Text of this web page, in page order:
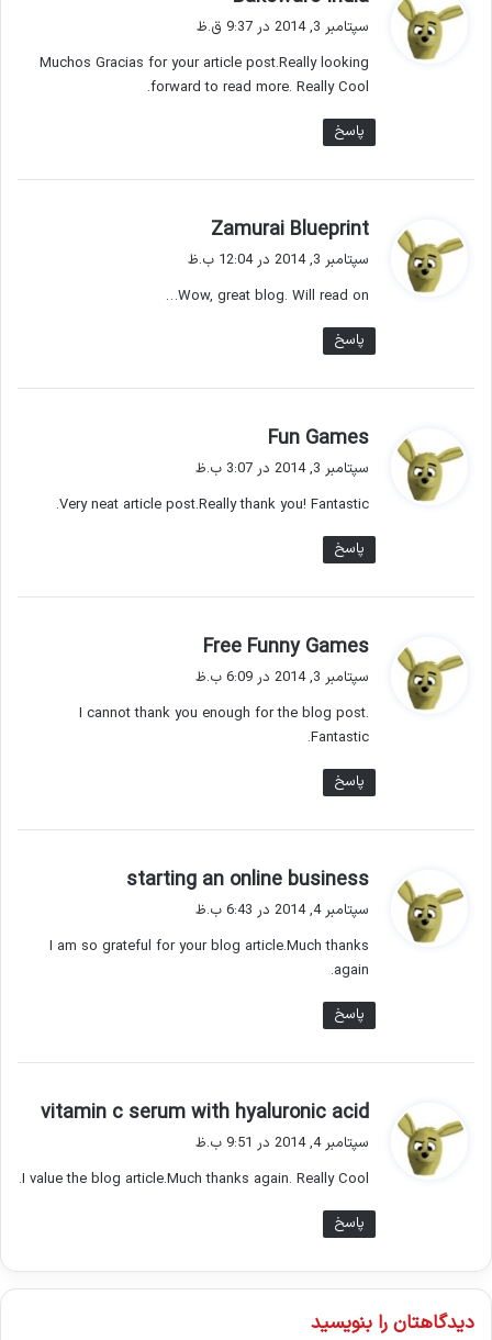
ف
:
سپتامبر 3, 2014 در 9:37 ق.ظ
Muchos Gracias for your article post.Really looking
forward to read more. Really Cool.
پاسخ
Zamurai Blueprint
:
سپتامبر 3, 2014 در 12:04 ب.ظ
Wow, great blog. Will read on…
پاسخ
Fun Games
ف
:
سپتامبر 3, 2014 در 3:07 ب.ظ
Very neat article post.Really thank you! Fantastic.
پاسخ
Free Funny Games
ف
:
سپتامبر 3, 2014 در 6:09 ب.ظ
I cannot thank you enough for the blog post.
Fantastic.
پاسخ
starting an online business
:
سپتامبر 4, 2014 در 6:43 ب.ظ
I am so grateful for your blog article.Much thanks
again.
پاسخ
vitamin c serum with hyaluronic acid
:
سپتامبر 4, 2014 در 9:51 ب.ظ
I value the blog article.Much thanks again. Really Cool.
پاسخ
دیدگاهتان را بنویسید